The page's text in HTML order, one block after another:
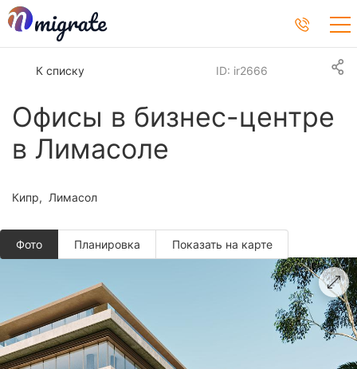
К списку
Офисы в бизнес-центре
в Лимасоле
ID: ir2666
Кипр Лимасол
Фото Планировкa Показать на карте